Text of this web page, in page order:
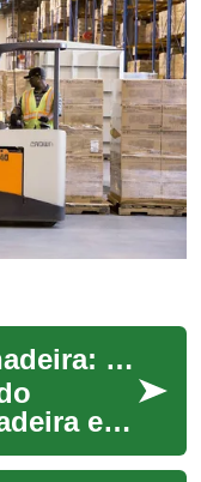
Operador de Empilhadeira: Carreira, Segurança e Crescimento
e